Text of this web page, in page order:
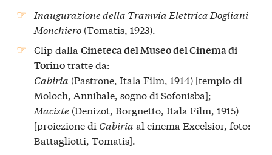
Inaugurazione della Tramvia Elettrica Dogliani-
Monchiero (Tomatis, 1923).
Clip dallaCineteca del Museo del Cinema di
Torinotratte da:
Cabiria (Pastrone, Itala Film, 1914) [tempio di
Moloch, Annibale, sogno di Sofonisba];
Maciste (Denizot, Borgnetto, Itala Film, 1915)
[proiezione di Cabiria al cinema Excelsior, foto:
Battagliotti, Tomatis].